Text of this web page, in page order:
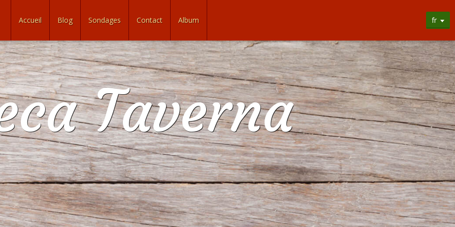
Accueil Blog Sondages Contact Album fr
Taverna